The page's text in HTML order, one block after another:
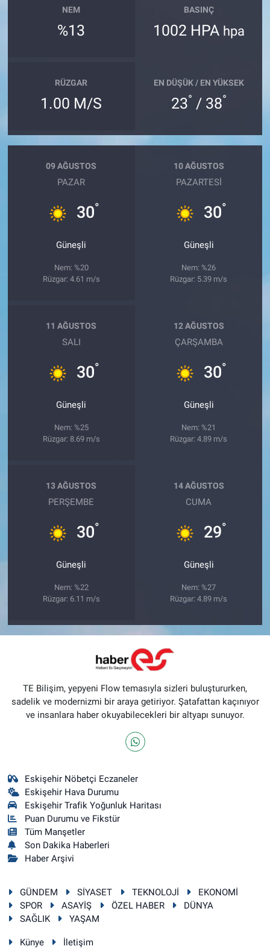
NEM
%13
BASINÇ
1002 HPA hpa
RÜZGAR
1.00 M/S
EN DÜŞÜK / EN YÜKSEK
23° / 38°
09 AĞUSTOS
PAZAR
30°
Güneşli
Nem: %20
Rüzgar: 4.61 m/s
10 AĞUSTOS
PAZARTESI
30°
Güneşli
Nem: %26
Rüzgar: 5.39 m/s
11 AĞUSTOS
SALI
30°
Güneşli
Nem: %25
Rüzgar: 8.69 m/s
12 AĞUSTOS
ÇARŞAMBA
30°
Güneşli
Nem: %21
Rüzgar: 4.89 m/s
13 AĞUSTOS
PERŞEMBE
30°
Güneşli
Nem: %22
Rüzgar: 6.11 m/s
14 AĞUSTOS
CUMA
29°
Güneşli
Nem: %27
Rüzgar: 4.89 m/s
TE Bilişim, yepyeni Flow temasıyla sizleri buluştururken,
sadelik ve modernizmi bir araya getiriyor. Şatafattan kaçınıyor
ve insanlara haber okuyabilecekleri bir altyapı sunuyor.
Eskişehir Nöbetçi Eczaneler
Eskişehir Hava Durumu
Eskişehir Trafik Yoğunluk Haritası
Puan Durumu ve Fikstür
Tüm Manşetler
Son Dakika Haberleri
Haber Arşivi
GÜNDEM SİYASET TEKNOLOJİ
EKONOMİ
SPOR
ASAYİŞ ÖZEL HABER
DÜNYA
SAĞLIK
YAŞAM
Künye İletişim